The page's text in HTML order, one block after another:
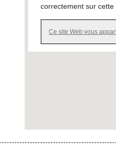
correctement sur cette
Ce site Web vous